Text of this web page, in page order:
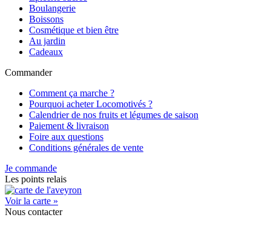
Boulangerie
Boissons
Cosmétique et bien être
Au jardin
Cadeaux
Commander
Comment ça marche ?
Pourquoi acheter Locomotivés ?
Calendrier de nos fruits et légumes de saison
Paiement & livraison
Foire aux questions
Conditions générales de vente
Je commande
Les points relais
Voir la carte »
Nous contacter